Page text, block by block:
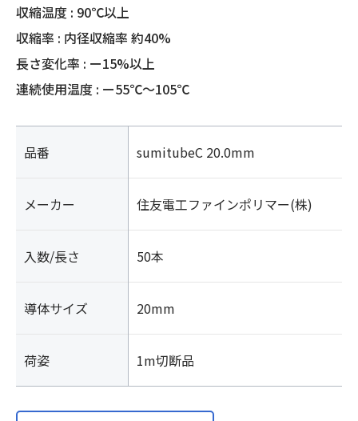
収縮温度 : 90℃以上
収縮率 : 内径収縮率 約40%
長さ変化率 : ー15%以上
連続使用温度 : ー55℃～105℃
品番 sumitubeC 20.0mm
メーカー 住友電工ファインポリマー(株)
入数/長さ 50本
導体サイズ 20mm
荷姿 1m切断品